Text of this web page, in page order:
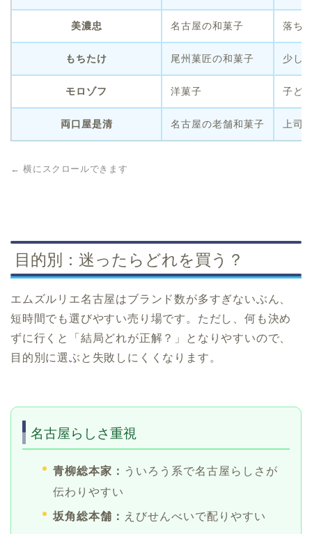
美濃忠 名古屋の和菓子 落ち
もちたけ 尾州菓匠の和菓子 少し
モロゾフ 洋菓子 子ど
両口屋是清 名古屋の老舗和菓子 上司
← 横にスクロールできます
目的別：迷ったらどれを買う？
エムズルリエ名古屋はブランド数が多すぎないぶん、
短時間でも選びやすい売り場です。ただし、何も決め
ずに行くと「結局どれが正解？」となりやすいので、
目的別に選ぶと失敗しにくくなります。
名古屋らしさ重視
青柳総本家： ういろう系で名古屋らしさが
伝わりやすい
坂角総本舗： えびせんべいで配りやすい